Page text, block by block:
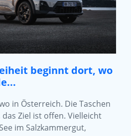
beginnt dort, wo
in Österreich. Die Taschen
Ziel ist offen. Vielleicht
im Salzkammergut,